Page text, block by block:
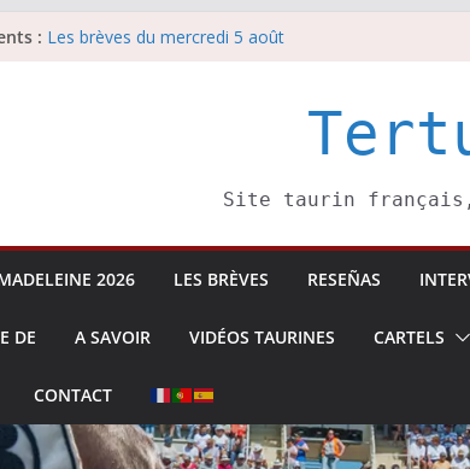
: Les brèves du mercredi 5 août
Site taurin
2026 LES BRÈVES RESEÑAS
DE A SAVOIR VIDÉOS TAURINES CARTELS
CONTACT